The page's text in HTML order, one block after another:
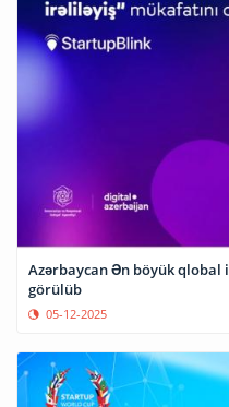
Azərbaycan Ən böyük
görülüb
05-12-2025